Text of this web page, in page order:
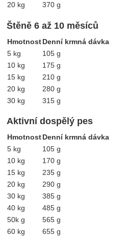
20 kg
370 g
Štěně 6 až 10 měsíců
HmotnostDenní krmná dávka
5 kg
105 g
10 kg
175 g
15 kg
210 g
20 kg
280 g
30 kg
315 g
Aktivní dospělý pes
HmotnostDenní krmná dávka
5 kg
105 g
10 kg
170 g
15 kg
235 g
20 kg
290 g
30 kg
385 g
40 kg
485 g
50k g
565 g
60 kg
655 g